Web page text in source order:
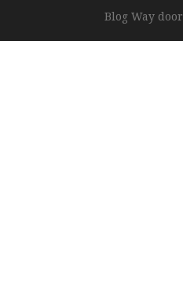
Blog Way door